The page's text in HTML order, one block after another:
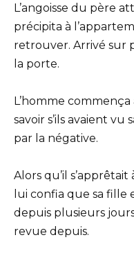
L’angoisse du père
précipita à
retrouver. Arrivé sur
la porte.
L’homme
savoir s’ils avaient
par la négative.
Alors qu’il
lui confia que sa fille
depuis plusieurs
revue depuis.